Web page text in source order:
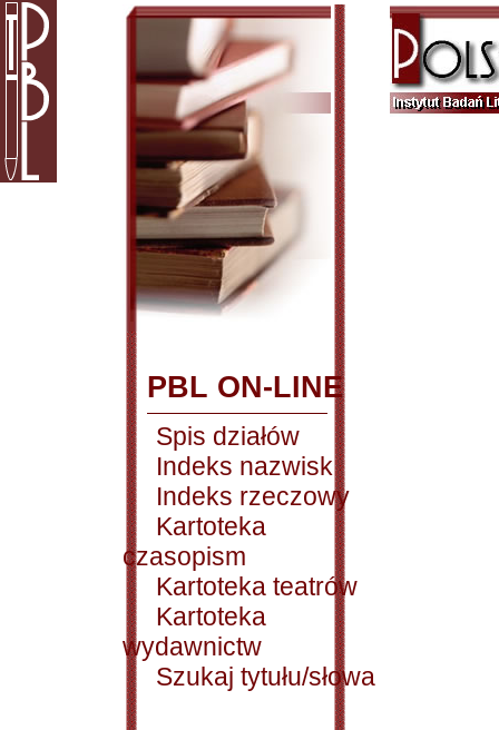
PBL ON-LINE
Spis działów
Indeks nazwisk
Indeks rzeczowy
Kartoteka
czasopism
Kartoteka teatrów
Kartoteka
wydawnictw
Szukaj tytułu/słowa